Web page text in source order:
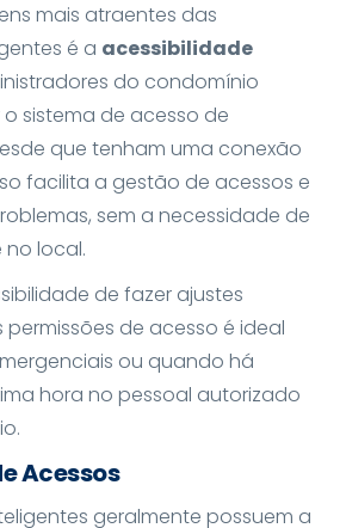
mais atraentes das
é a acessibilidade
do condomínio
sistema de acesso de
que tenham uma conexão
facilita a gestão de acessos e
sem a necessidade de
no local.
de fazer ajustes
de acesso é ideal
ou quando há
hora no pessoal autorizado
Acessos
geralmente possuem a